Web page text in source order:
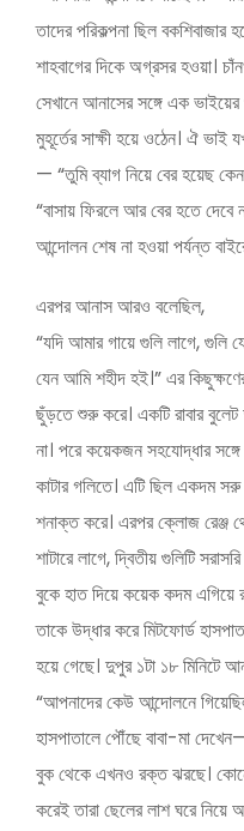
তাদের পরিকল্পনা ছিল বকশিবাজার
শাহবাগের দিকে অগ্রসর হওয়া।
সেখানে আনাসের সঙ্গে এক
মুহূর্তের সাক্ষী হয়ে ওঠেন। ঐ
— “তুমি ব্যাগ নিয়ে বের হয়েছ
“বাসায় ফিরলে আর বের হতে দেবে
আন্দোলন শেষ না হওয়া পর্যন্ত
এরপর আনাস আরও বলেছিল,
“যদি আমার গায়ে গুলি লাগে, গুলি
যেন আমি শহীদ হই।” এর
ছুঁড়তে শুরু করে। একটি রাবার
না। পরে কয়েকজন সহযোদ্ধার
কাটার গলিতে। এটি ছিল একদম
শনাক্ত করে। এরপর ক্লোজ রেঞ্জ
শাটারে লাগে, দ্বিতীয় গুলিটি
বুকে হাত দিয়ে কয়েক কদম এগিয়ে
তাকে উদ্ধার করে মিটফোর্ড
হয়ে গেছে। দুপুর ১টা ১৮ মিনিটে
“আপনাদের কেউ আন্দোলনে
হাসপাতালে পৌঁছে বাবা-মা
বুক থেকে এখনও রক্ত ঝরছে।
করেই তারা ছেলের লাশ ঘরে